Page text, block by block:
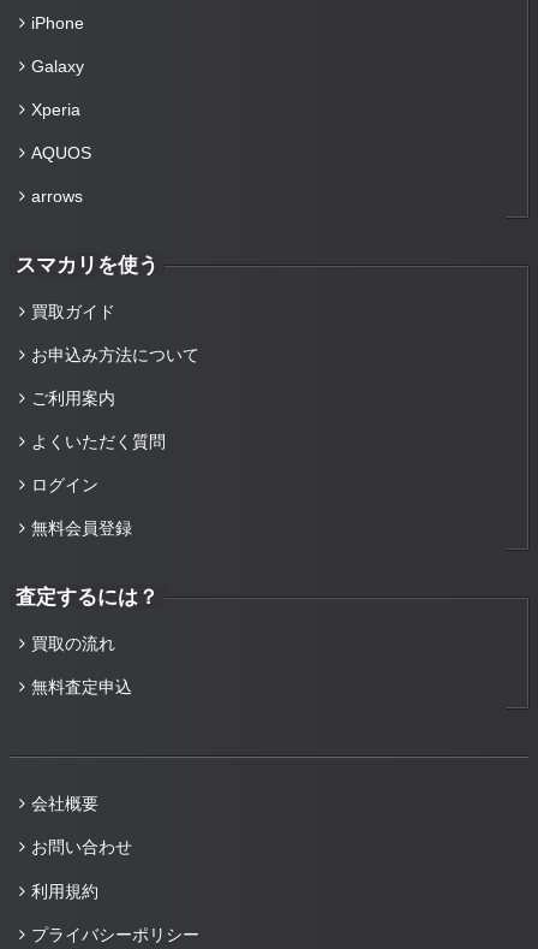
iPhone
Galaxy
Xperia
AQUOS
arrows
スマカリを使う
買取ガイド
お申込み方法について
ご利用案内
よくいただく質問
ログイン
無料会員登録
査定するには？
買取の流れ
無料査定申込
会社概要
お問い合わせ
利用規約
プライバシーポリシー